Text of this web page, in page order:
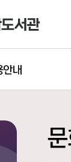
안내